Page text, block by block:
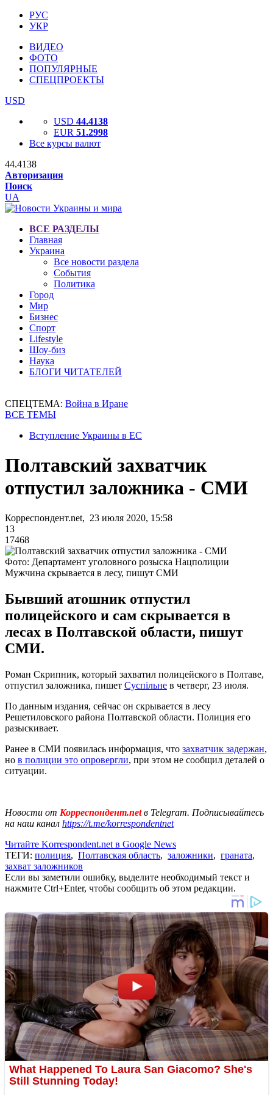
РУС
УКР
ВИДЕО
ФОТО
ПОПУЛЯРНЫЕ
СПЕЦПРОЕКТЫ
USD
USD 44.4138
EUR 51.2998
Все курсы валют
44.4138
Авторизация
Поиск
UA
ВСЕ РАЗДЕЛЫ
Главная
Украина
Все новости раздела
События
Политика
Город
Мир
Бизнес
Спорт
Lifestyle
Шоу-биз
Наука
БЛОГИ ЧИТАТЕЛЕЙ
СПЕЦТЕМА: Война в Иране
ВСЕ ТЕМЫ
Вступление Украины в ЕС
Полтавский захватчик
отпустил заложника - СМИ
Корреспондент.net, 23 июля 2020, 15:58
13
17468
Фото: Департамент уголовного розыска Нацполиции
Мужчина скрывается в лесу, пишут СМИ
Бывший атошник отпустил
полицейского и сам скрывается в
лесах в Полтавской области, пишут
СМИ.
Роман Скрипник, который захватил полицейского в Полтаве,
отпустил заложника, пишет Суспільне в четверг, 23 июля.
По данным издания, сейчас он скрывается в лесу
Решетиловского района Полтавской области. Полиция его
разыскивает.
Ранее в СМИ появилась информация, что захватчик задержан,
но в полиции это опровергли, при этом не сообщил деталей о
ситуации.
Новости от Корреспондент.netв Telegram. Подписывайтесь
на наш канал https://t.me/korrespondentnet
Читайте Korrespondent.net в Google News
ТЕГИ: полиция, Полтавская область, заложники, граната,
захват заложников
Если вы заметили ошибку, выделите необходимый текст и
нажмите Ctrl+Enter, чтобы сообщить об этом редакции.